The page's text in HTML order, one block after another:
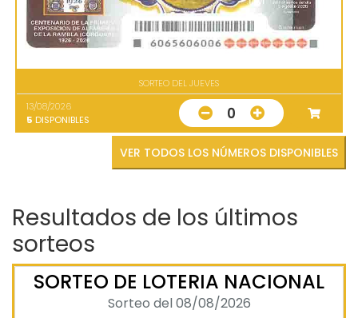
SORTEO DEL JUEVES
13/08/2026
5 DISPONIBLES 0
VER TODOS LOS NÚMEROS DISPONIBLES
Resultados de los últimos
sorteos
SORTEO DE LOTERIA NACIONAL
Sorteo del 08/08/2026